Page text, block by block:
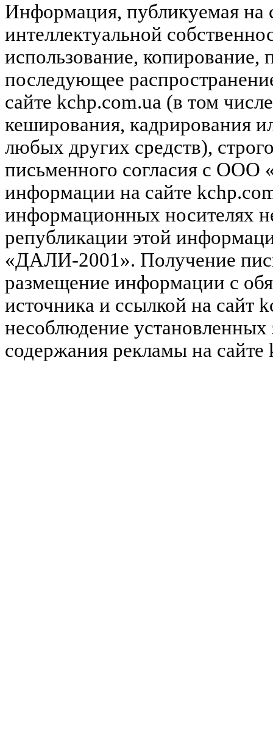
Информация, публикуемая на
интеллектуальной
использование, копирование,
последующее
сайте kchp.com.ua (в том
кеширования, кадрирования
любых других средств),
письменного согласия с
информации на сайте
информационных носителях
републикации этой
«ДАЛИ-2001». Получение
размещение информации с
источника и ссылкой на сайт
несоблюдение установленных
содержания рекламы на сайте